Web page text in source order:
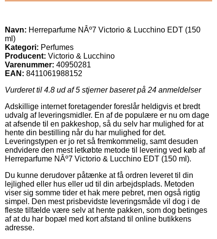
Navn: Herreparfume NÂº7 Victorio & Lucchino EDT (150
ml)
Kategori: Perfumes
Producent: Victorio & Lucchino
Varenummer: 40950281
EAN: 8411061988152
Vurderet til 4.8 ud af 5 stjerner baseret på 24 anmeldelser
Adskillige internet foretagender foreslår heldigvis et bredt
udvalg af leveringsmidler. En af de populære er nu om dage
at afsende til en pakkeshop, så du selv har mulighed for at
hente din bestilling når du har mulighed for det.
Leveringstypen er jo ret så fremkommelig, samt desuden
endvidere den mest letkøbte metode til levering ved køb af
Herreparfume NÂº7 Victorio & Lucchino EDT (150 ml).
Du kunne derudover påtænke at få ordren leveret til din
lejlighed eller hus eller ud til din arbejdsplads. Metoden
viser sig somme tider et hak mere pebret, men også rigtig
simpel. Den mest prisbevidste leveringsmåde vil dog i de
fleste tilfælde være selv at hente pakken, som dog betinges
af at du har bopæl med kort afstand til online butikkens
adresse.